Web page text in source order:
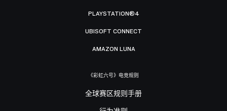
PLAYSTATION®4
UBISOFT CONNECT
AMAZON LUNA
《彩虹六号》电竞规则
全球赛区规则手册